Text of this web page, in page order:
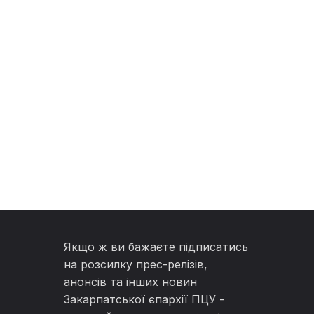
Якщо ж ви бажаєте підписатись
на розсилку прес-релізів,
анонсів та інших новин
Закарпатської єпархії ПЦУ -